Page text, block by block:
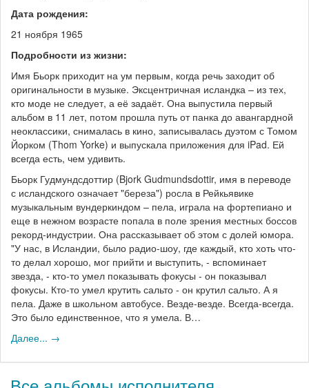
Дата рождения:
21 ноября 1965
Подробности из жизни:
Имя Бьорк приходит на ум первым, когда речь заходит об
оригинальности в музыке. Эксцентричная исландка – из тех,
кто моде не следует, а её задаёт. Она выпустила первый
альбом в 11 лет, потом прошла путь от панка до авангардной
неоклассики, снималась в кино, записывалась дуэтом с Томом
Йорком (Thom Yorke) и выпускала приложения для iPad. Ей
всегда есть, чем удивить.
Бьорк Гудмундсдоттир (Bjork Gudmundsdottir, имя в переводе
с исландского означает "береза") росла в Рейкьявике
музыкальным вундеркиндом – пела, играла на фортепиано и
еще в нежном возрасте попала в поле зрения местных боссов
рекорд-индустрии. Она рассказывает об этом с долей юмора.
"У нас, в Исландии, было радио-шоу, где каждый, кто хоть что-
то делал хорошо, мог прийти и выступить, - вспоминает
звезда, - кто-то умел показывать фокусы - он показывал
фокусы. Кто-то умел крутить сальто - он крутил сальто. А я
пела. Даже в школьном автобусе. Везде-везде. Всегда-всегда.
Это было единственное, что я умела. В…
Далее... →